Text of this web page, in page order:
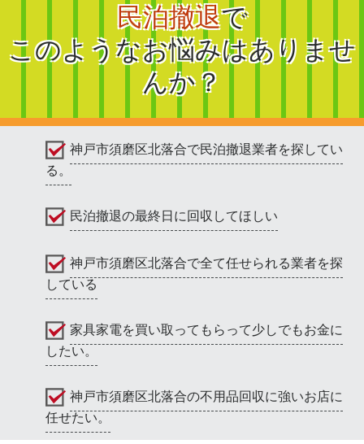
民泊撤退で
このようなお悩みはありませ
んか？
神戸市須磨区北落合で民泊撤退業者を探してい
る。
民泊撤退の最終日に回収してほしい
神戸市須磨区北落合で全て任せられる業者を探
している
家具家電を買い取ってもらって少しでもお金に
したい。
神戸市須磨区北落合の不用品回収に強いお店に
任せたい。